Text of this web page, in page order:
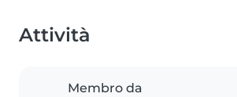
Attività
Membro da